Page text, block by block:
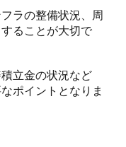
ラの整備状況、周
ることが大切で
立金の状況など
ポイントとなりま